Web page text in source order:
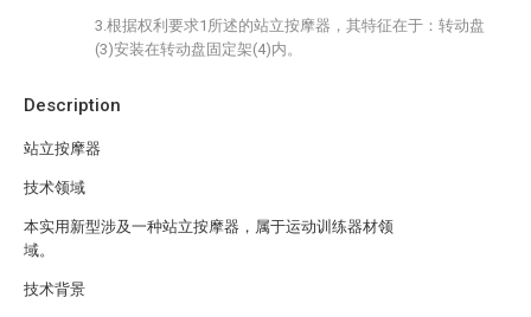
Description
站立按摩器
技术领域
本实用新型涉及一种站立按摩器，属于运动训练器材领
域。
技术背景
3.根据权利要求1所述的站立按摩器，其特征在于：转动盘
(3)安装在转动盘固定架(4)内。